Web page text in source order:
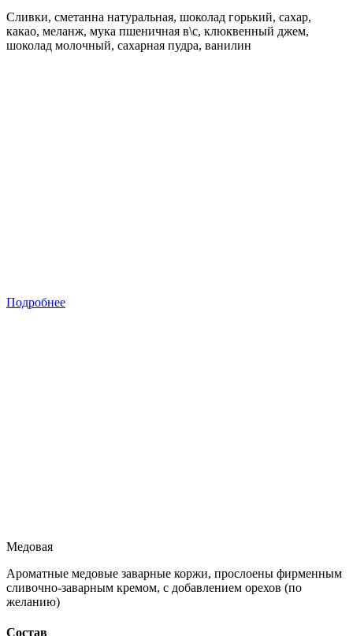
Сливки, сметанна натуральная, шоколад горький, сахар,
какао, меланж, мука пшеничная в\с, клюквенный джем,
шоколад молочный, сахарная пудра, ванилин
Подробнее
Медовая
Ароматные медовые заварные коржи, прослоены фирменным
сливочно-заварным кремом, с добавлением орехов (по
желанию)
Состав